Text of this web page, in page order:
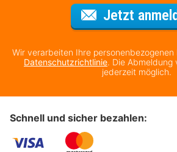
Jetzt
Wir verarbeiten Ihre
Datenschutzrichtlinie. Die
jederzeit möglich.
Schnell und sicher bezahlen: